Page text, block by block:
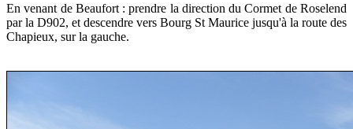
En venant de Beaufort : prendre la direction du Cormet de Roselend
par la D902, et descendre vers Bourg St Maurice jusqu'à la route des
Chapieux, sur la gauche.